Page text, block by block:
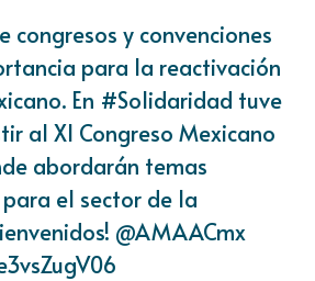
congresos y convenciones
para la reactivación
. En #Solidaridad tuve
al XI Congreso Mexicano
abordarán temas
el sector de la
@AMAACmx